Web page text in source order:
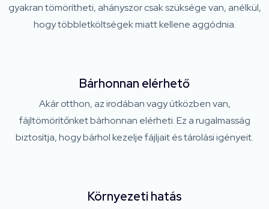
gyakran tömörítheti, ahányszor csak szüksége van, anélkül,
hogy többletköltségek miatt kellene aggódnia.
Bárhonnan elérhető
Akár otthon, az irodában vagy útközben van,
fájltömörítőnket bárhonnan elérheti. Ez a rugalmasság
biztosítja, hogy bárhol kezelje fájljait és tárolási igényeit.
Környezeti hatás